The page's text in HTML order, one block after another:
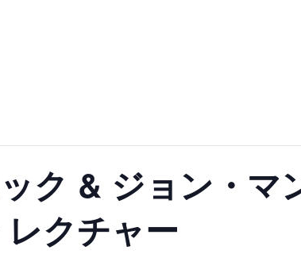
ク & ジョン・マ
クチャー